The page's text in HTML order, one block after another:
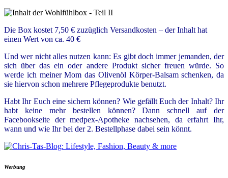
Die Box kostet 7,50 € zuzüglich Versandkosten – der Inhalt hat
einen Wert von ca. 40 €
Und wer nicht alles nutzen kann: Es gibt doch immer jemanden, der
sich über das ein oder andere Produkt sicher freuen würde. So
werde ich meiner Mom das Olivenöl Körper-Balsam schenken, da
sie hiervon schon mehrere Pflegeprodukte benutzt.
Habt Ihr Euch eine sichern können? Wie gefällt Euch der Inhalt? Ihr
habt keine mehr bestellen können? Dann schnell auf der
Facebookseite der medpex-Apotheke nachsehen, da erfahrt Ihr,
wann und wie Ihr bei der 2. Bestellphase dabei sein könnt.
Werbung